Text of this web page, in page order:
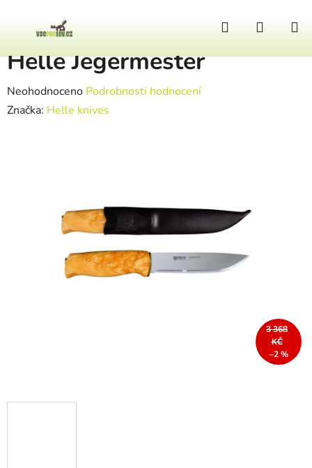
Hledat
Domů
Helle Jegermester
Průměrné hodnocení produktu je 0,0 z 5 hvězdiček.
Neohodnoceno Podrobnosti hodnocení
Značka: Helle knives
3 368
KČ
–2 %